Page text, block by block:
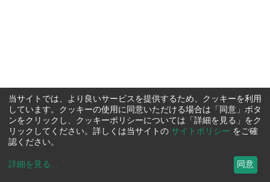
当サイトでは、より良いサービスを提供するため、クッキーを利用
しています。クッキーの使用に同意いただける場合は「同意」ボタ
ンをクリックし、クッキーポリシーについては「詳細を見る」をク
リックしてください。詳しくは当サイトの サイトポリシー をご確
認ください。
詳細を見る ... 同意